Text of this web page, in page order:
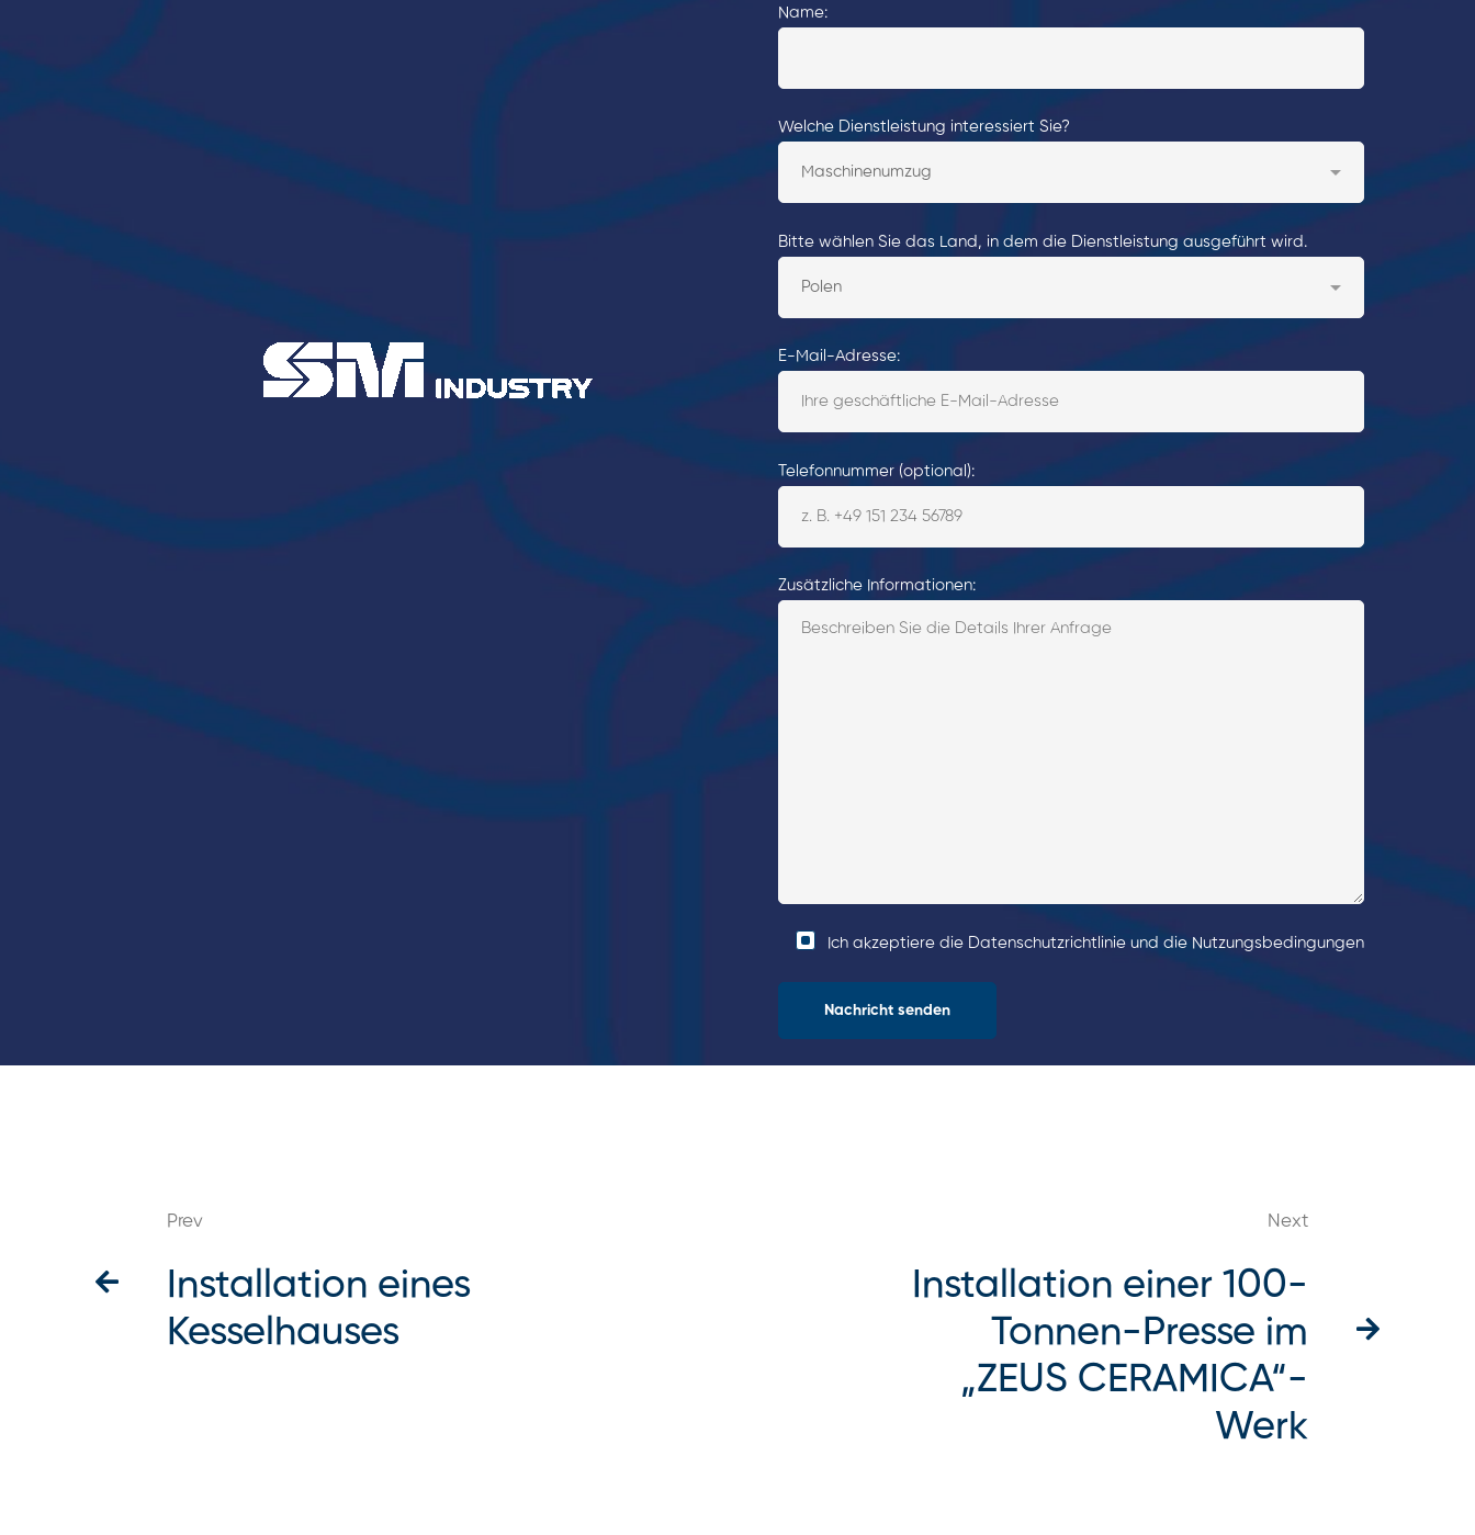
Name:
Welche Dienstleistung interessiert Sie?
Bitte wählen Sie das Land, in dem die Dienstleistung ausgeführt wird.
E-Mail-Adresse:
Telefonnummer (optional):
Zusätzliche Informationen:
Ich akzeptiere die Datenschutzrichtlinie und die Nutzungsbedingungen
Prev
Installation eines
Kesselhauses
Next
Installation einer 100-
Tonnen-Presse im
„ZEUS CERAMICA“-
Werk